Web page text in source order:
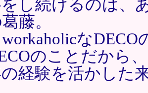
し続けるのは、
藤。
workaholicな
のことだから
経験を活かした